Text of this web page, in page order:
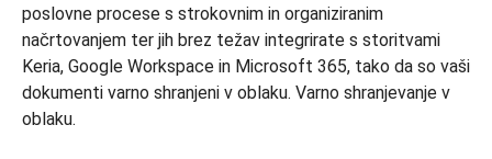
poslovne procese s strokovnim in organiziranim
načrtovanjem ter jih brez težav integrirate s storitvami
Keria, Google Workspace in Microsoft 365, tako da so vaši
dokumenti varno shranjeni v oblaku. Varno shranjevanje v
oblaku.